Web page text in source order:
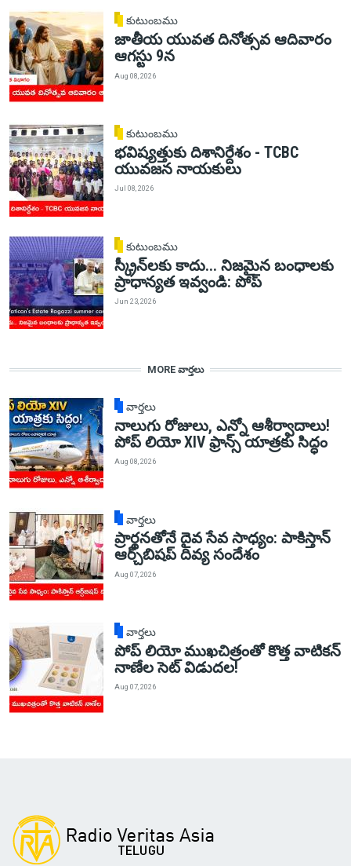
కుటుంబము
జాతీయ యువత దినోత్సవ ఆదివారం
ఆగస్టు 9న
Aug 08, 2026
కుటుంబము
భవిష్యత్తుకు దిశానిర్దేశం - TCBC
యువజన నాయకులు
Jul 08, 2026
కుటుంబము
స్క్రీన్‌లకు కాదు... నిజమైన బంధాలకు
ప్రాధాన్యత ఇవ్వండి: పోప్
Jun 23, 2026
MORE వార్తలు
వార్తలు
నాలుగు రోజులు, ఎన్నో ఆశీర్వాదాలు!
పోప్ లియో XIV ఫ్రాన్స్ యాత్రకు సిద్ధం
Aug 08, 2026
వార్తలు
ప్రార్థనతోనే దైవ సేవ సాధ్యం: పాకిస్తాన్‌
ఆర్చ్‌బిషప్ దివ్య సందేశం
Aug 07, 2026
వార్తలు
పోప్ లియో ముఖచిత్రంతో కొత్త వాటికన్
నాణేల సెట్ విడుదల!
Aug 07, 2026